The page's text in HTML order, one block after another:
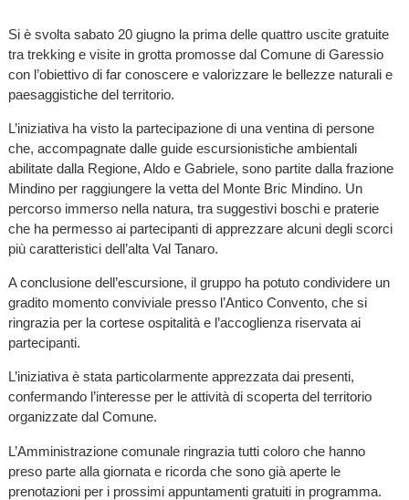
Si è svolta sabato 20 giugno la prima delle quattro uscite gratuite
tra trekking e visite in grotta promosse dal Comune di Garessio
con l’obiettivo di far conoscere e valorizzare le bellezze naturali e
paesaggistiche del territorio.
L’iniziativa ha visto la partecipazione di una ventina di persone
che, accompagnate dalle guide escursionistiche ambientali
abilitate dalla Regione, Aldo e Gabriele, sono partite dalla frazione
Mindino per raggiungere la vetta del Monte Bric Mindino. Un
percorso immerso nella natura, tra suggestivi boschi e praterie
che ha permesso ai partecipanti di apprezzare alcuni degli scorci
più caratteristici dell’alta Val Tanaro.
A conclusione dell’escursione, il gruppo ha potuto condividere un
gradito momento conviviale presso l’Antico Convento, che si
ringrazia per la cortese ospitalità e l’accoglienza riservata ai
partecipanti.
L’iniziativa è stata particolarmente apprezzata dai presenti,
confermando l’interesse per le attività di scoperta del territorio
organizzate dal Comune.
L’Amministrazione comunale ringrazia tutti coloro che hanno
preso parte alla giornata e ricorda che sono già aperte le
prenotazioni per i prossimi appuntamenti gratuiti in programma.